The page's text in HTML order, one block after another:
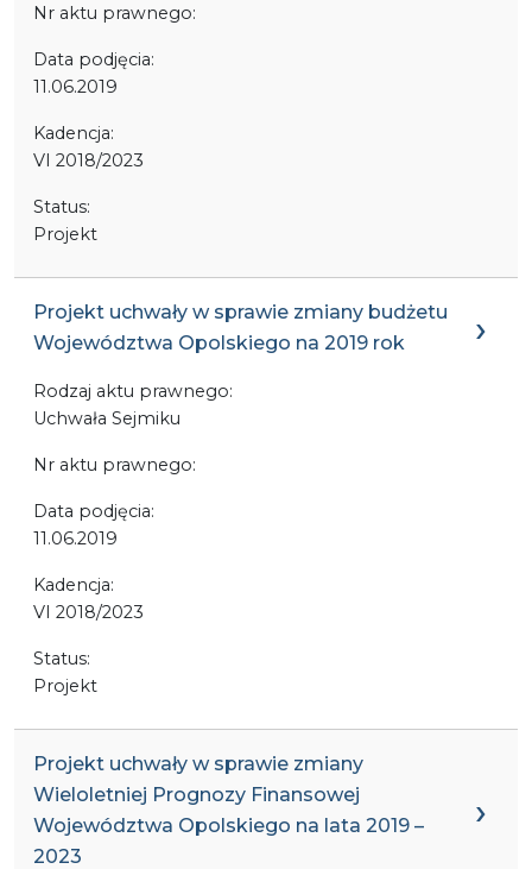
Nr aktu prawnego:
Data podjęcia:
11.06.2019
Kadencja:
VI 2018/2023
Status:
Projekt
Projekt uchwały w sprawie zmiany budżetu
Województwa Opolskiego na 2019 rok
Rodzaj aktu prawnego:
Uchwała Sejmiku
Nr aktu prawnego:
Data podjęcia:
11.06.2019
Kadencja:
VI 2018/2023
Status:
Projekt
Projekt uchwały w sprawie zmiany
Wieloletniej Prognozy Finansowej
Województwa Opolskiego na lata 2019 –
2023